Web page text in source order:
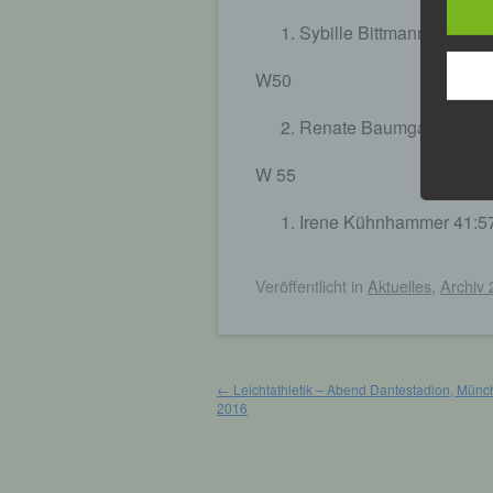
Sybille Bittmann 38:48
W50
Renate Baumgartner
W 55
Irene Kühnhammer
Veröffentlicht in Aktuelles Archiv
Beitragsnavigation
← Leichtathletik – Abend Dantestadion,
2016